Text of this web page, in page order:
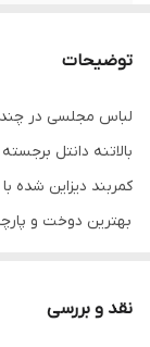
توضیحات
لباس مجلسی در چند
بالاتنه دانتل
کمربند دیزاین شده
بهترین دوخت و
طرز شستن لباس
نقد و بررسی